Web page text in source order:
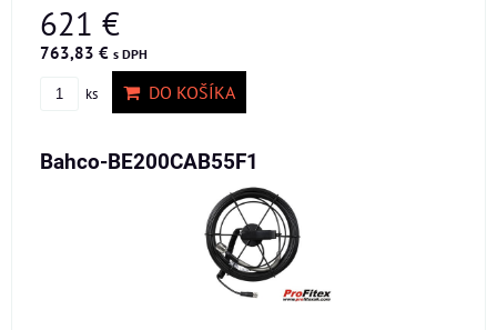
621 €
763,83 € s DPH
ks DO KOŠÍKA
Bahco-BE200CAB55F1